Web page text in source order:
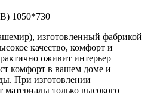
1050*730
изготовленный фабрикой
качество, комфорт и
оживит интерьер
комфорт в вашем доме и
При изготовлении
материалы только высокого